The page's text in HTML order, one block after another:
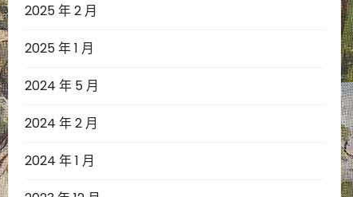
2025 年 2 月
2025 年 1 月
2024 年 5 月
2024 年 2 月
2024 年 1 月